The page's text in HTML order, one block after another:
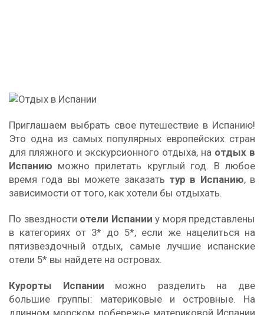
Приглашаем выбрать свое путешествие в Испанию!
Это одна из самых популярных европейских стран
для пляжного и экскурсионного отдыха, на отдых в
Испанию можно прилетать круглый год. В любое
время года вы можете заказать тур в Испанию, в
зависимости от того, как хотели бы отдыхать.
По звездности отели Испании у моря представлены
в категориях от 3* до 5*, если же нацелиться на
пятизвездочный отдых, самые лучшие испанские
отели 5* вы найдете на островах.
Курорты Испании можно разделить на две
большие группы: материковые и островные. На
длинном морском побережье материковой Испании